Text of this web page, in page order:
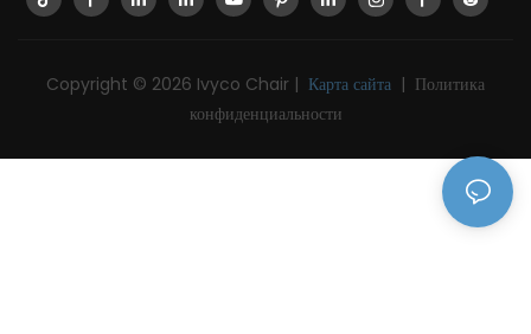
Copyright © 2026 Ivyco Chair | Карта сайта | Политика
конфиденциальности